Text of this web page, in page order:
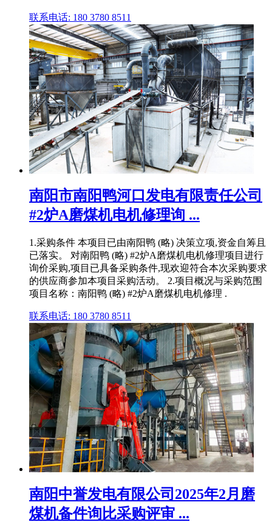
联系电话: 180 3780 8511
南阳市南阳鸭河口发电有限责任公司
#2炉A磨煤机电机修理询 ...
1.采购条件 本项目已由南阳鸭 (略) 决策立项,资金自筹且
已落实。 对南阳鸭 (略) #2炉A磨煤机电机修理项目进行
询价采购,项目已具备采购条件,现欢迎符合本次采购要求
的供应商参加本项目采购活动。 2.项目概况与采购范围
项目名称：南阳鸭 (略) #2炉A磨煤机电机修理 .
联系电话: 180 3780 8511
南阳中誉发电有限公司2025年2月磨
煤机备件询比采购评审 ...